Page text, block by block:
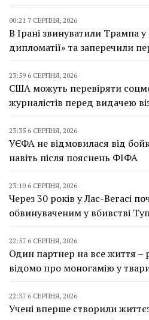
00:21 7 СЕРПНЯ, 2026
В Ірані звинуватили Трампа у
дипломатії» та заперечили
23:59 6 СЕРПНЯ, 2026
США можуть перевіряти
журналістів перед видачею
23:35 6 СЕРПНЯ, 2026
УЄФА не відмовилася від
навіть після пояснень ФІФА
23:10 6 СЕРПНЯ, 2026
Через 30 років у Лас-Вегасі
обвинуваченим у вбивстві
22:57 6 СЕРПНЯ, 2026
Один партнер на все життя –
відомо про моногамію у
22:37 6 СЕРПНЯ, 2026
Учені вперше створили